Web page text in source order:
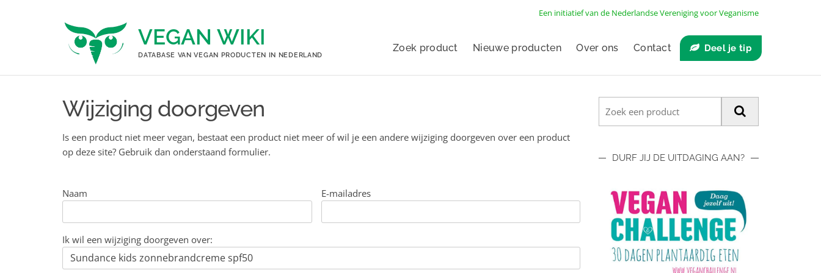
Een initiatief van de Nederlandse Vereniging voor Veganisme
VEGAN WIKI
DATABASE VAN VEGAN PRODUCTEN IN NEDERLAND
Zoek product Nieuwe producten Over ons Contact Deel je tip
Wijziging doorgeven
Is een product niet meer vegan, bestaat een product niet meer of wil je een andere wijziging doorgeven over een product
op deze site? Gebruik dan onderstaand formulier.
Naam E-mailadres
Ik wil een wijziging doorgeven over:
DURF JIJ DE UITDAGING AAN?